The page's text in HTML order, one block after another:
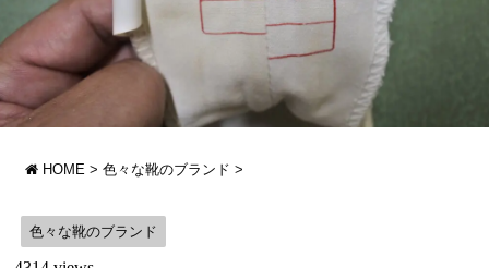
HOME > 色々な靴のブランド >
色々な靴のブランド